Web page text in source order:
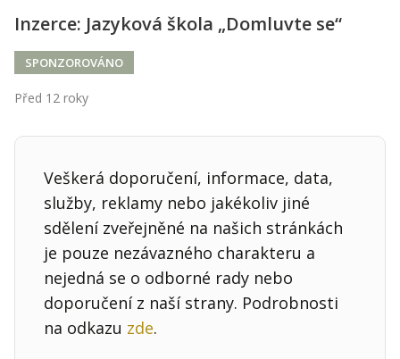
Přihlášení
Kontakt
Hledaná fráze Hledat
Inzerce: Jazyková škola „Domluvte se“
SPONZOROVÁNO
Před 12 roky
Veškerá doporučení, informace, data,
služby, reklamy nebo jakékoliv jiné
sdělení zveřejněné na našich stránkách
je pouze nezávazného charakteru a
nejedná se o odborné rady nebo
doporučení z naší strany. Podrobnosti
na odkazu zde.